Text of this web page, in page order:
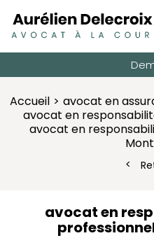
Accueil
avocat en
avocat en
avocat en
avocat en